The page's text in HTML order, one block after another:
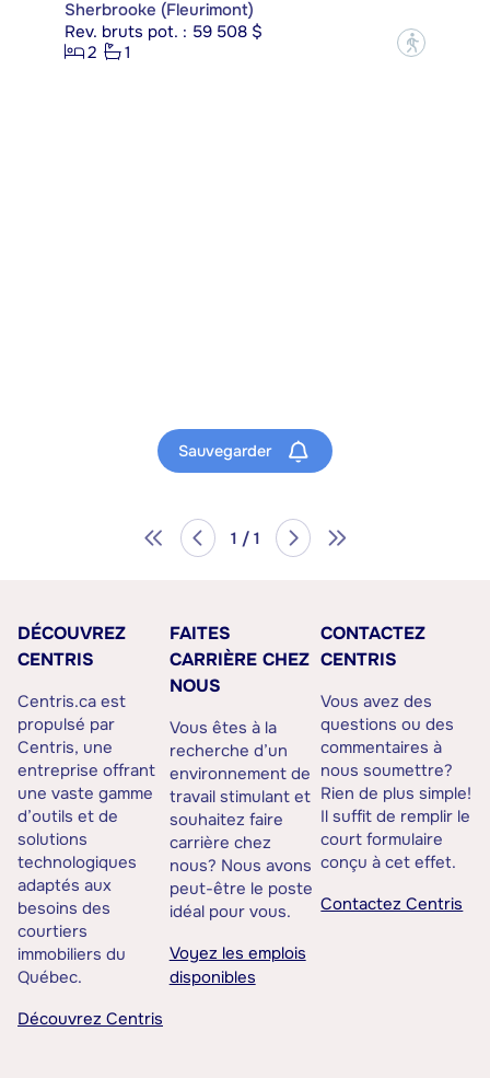
Sherbrooke (Fleurimont)
Rev. bruts pot. : 59 508 $
2
1 ?
Sauvegarder
1 / 1
DÉCOUVREZ
CENTRIS
Centris.ca est
propulsé par
Centris, une
entreprise offrant
une vaste gamme
d’outils et de
solutions
technologiques
adaptés aux
besoins des
courtiers
immobiliers du
Québec.
Découvrez Centris
FAITES
CARRIÈRE CHEZ
NOUS
Vous êtes à la
recherche d’un
environnement de
travail stimulant et
souhaitez faire
carrière chez
nous? Nous avons
peut-être le poste
idéal pour vous.
Voyez les emplois
disponibles
CONTACTEZ
CENTRIS
Vous avez des
questions ou des
commentaires à
nous soumettre?
Rien de plus simple!
Il suffit de remplir le
court formulaire
conçu à cet effet.
Contactez Centris